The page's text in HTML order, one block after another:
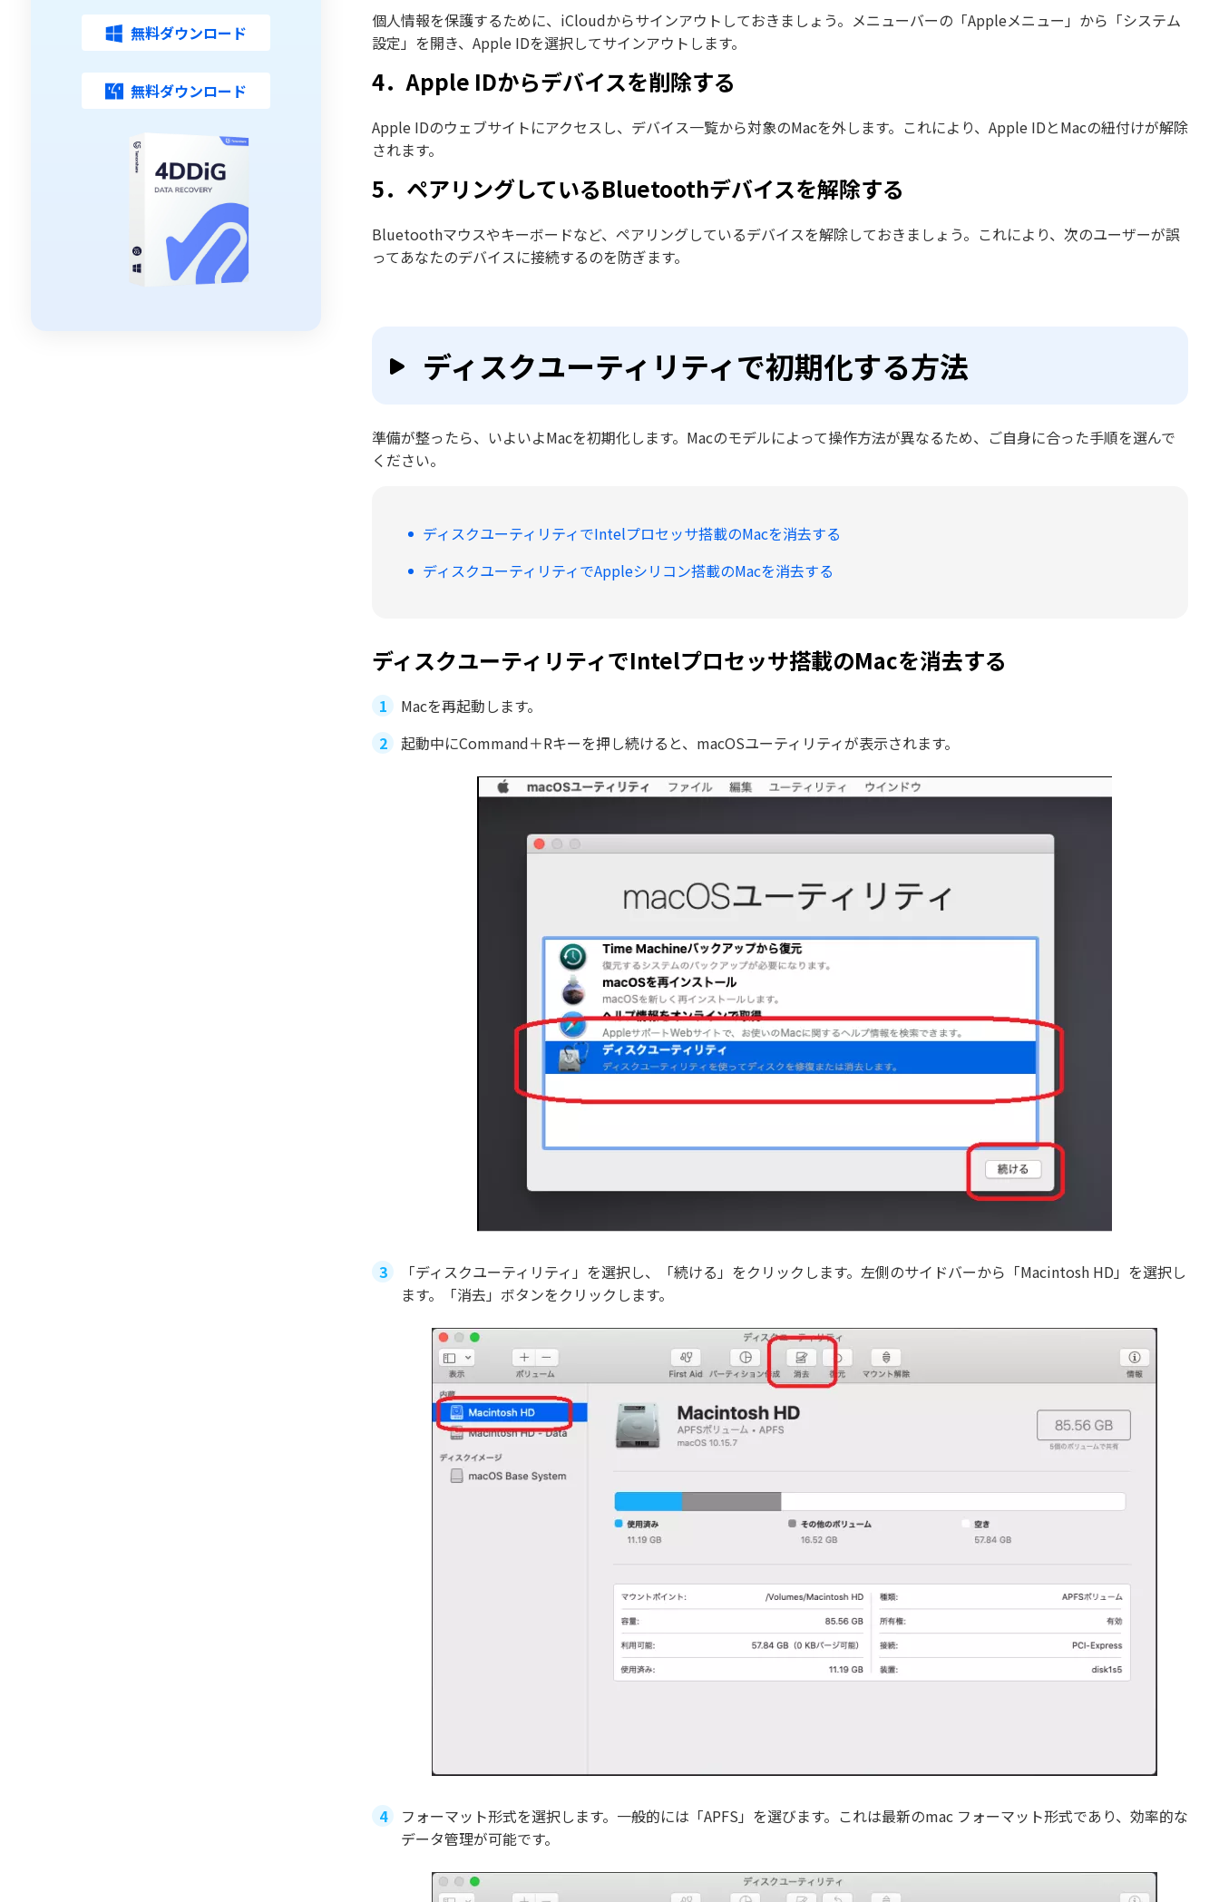
無料ダウンロード
無料ダウンロード
個人情報を保護するために、iCloudからサインアウトしておきましょう。メニューバーの「Appleメニュー」から「システム
設定」を開き、Apple IDを選択してサインアウトします。
4．Apple IDからデバイスを削除する
Apple IDのウェブサイトにアクセスし、デバイス一覧から対象のMacを外します。これにより、Apple IDとMacの紐付けが解除
されます。
5．ペアリングしているBluetoothデバイスを解除する
Bluetoothマウスやキーボードなど、ペアリングしているデバイスを解除しておきましょう。これにより、次のユーザーが誤
ってあなたのデバイスに接続するのを防ぎます。
ディスクユーティリティで初期化する方法
準備が整ったら、いよいよMacを初期化します。Macのモデルによって操作方法が異なるため、ご自身に合った手順を選んで
ください。
ディスクユーティリティでIntelプロセッサ搭載のMacを消去する
ディスクユーティリティでAppleシリコン搭載のMacを消去する
ディスクユーティリティでIntelプロセッサ搭載のMacを消去する
Macを再起動します。
起動中にCommand＋Rキーを押し続けると、macOSユーティリティが表示されます。
「ディスクユーティリティ」を選択し、「続ける」をクリックします。左側のサイドバーから「Macintosh HD」を選択し
ます。「消去」ボタンをクリックします。
フォーマット形式を選択します。一般的には「APFS」を選びます。これは最新のmac フォーマット形式であり、効率的な
データ管理が可能です。